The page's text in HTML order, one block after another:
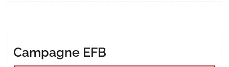
Campagne EFB